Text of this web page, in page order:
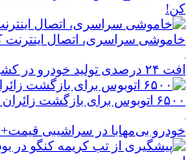
کن!
خاموشی سراسری، اتصال اینترنت
افت ۲۴ درصدی تولید خودرو در کشور
۶۵۰۰ اتوبوس برای بازگشت زائران از مرز مهران اعزام می‌شود
خودرو بی‌مهابا در سراشیبی